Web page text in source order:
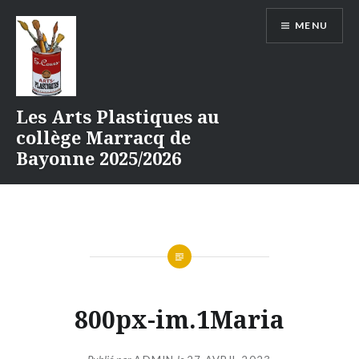
contenu
Les Arts Plastiques au
collège Marracq de
Bayonne 2025/2026
MENU
800px-im.1Maria